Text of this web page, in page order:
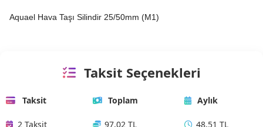
Aquael Hava Taşı Silindir 25/50mm (M1)
Taksit Seçenekleri
Taksit Toplam Aylık
2 Taksit 97.02 TL 48.51 TL